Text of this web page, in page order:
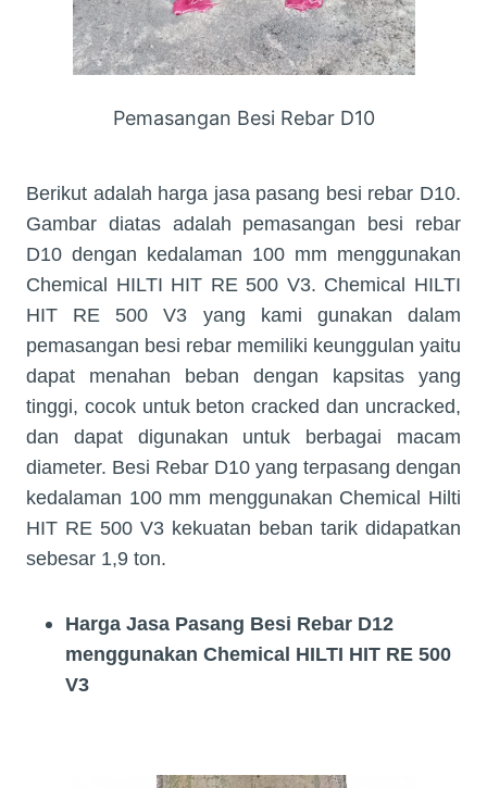
Pemasangan Besi Rebar D10
Berikut adalah harga jasa pasang besi rebar D10.
Gambar diatas adalah pemasangan besi rebar
D10 dengan kedalaman 100 mm menggunakan
Chemical HILTI HIT RE 500 V3. Chemical HILTI
HIT RE 500 V3 yang kami gunakan dalam
pemasangan besi rebar memiliki keunggulan yaitu
dapat menahan beban dengan kapsitas yang
tinggi, cocok untuk beton cracked dan uncracked,
dan dapat digunakan untuk berbagai macam
diameter. Besi Rebar D10 yang terpasang dengan
kedalaman 100 mm menggunakan Chemical Hilti
HIT RE 500 V3 kekuatan beban tarik didapatkan
sebesar 1,9 ton.
Harga Jasa Pasang Besi Rebar D12
menggunakan Chemical HILTI HIT RE 500
V3